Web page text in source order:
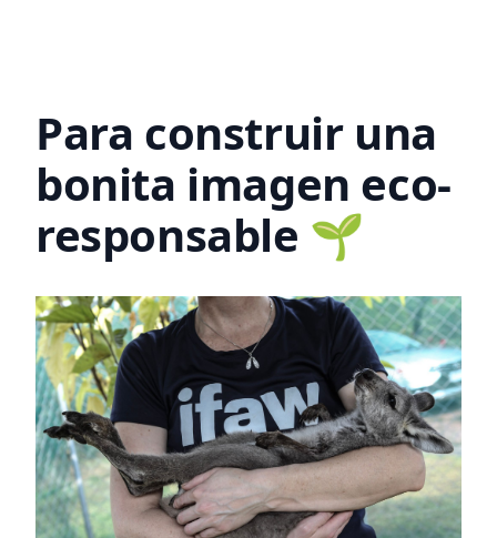
Para construir una
bonita imagen eco-
responsable 🌱